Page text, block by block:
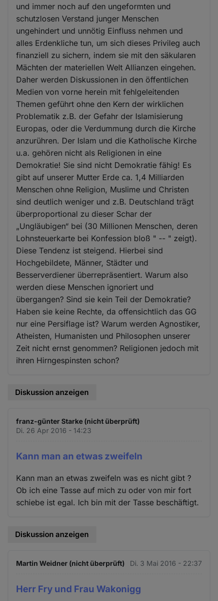
und immer noch auf den ungeformten und
schutzlosen Verstand junger Menschen
ungehindert und unnötig Einfluss nehmen und
alles Erdenkliche tun, um sich dieses Privileg auch
finanziell zu sichern, indem sie mit den säkularen
Mächten der materiellen Welt Allianzen eingehen.
Daher werden Diskussionen in den öffentlichen
Medien von vorne herein mit fehlgeleitenden
Themen geführt ohne den Kern der wirklichen
Problematik z.B. der Gefahr der Islamisierung
Europas, oder die Verdummung durch die Kirche
anzurühren. Der Islam und die Katholische Kirche
u.a. gehören nicht als Religionen in eine
Demokratie! Sie sind nicht Demokratie fähig! Es
gibt auf unserer Mutter Erde ca. 1,4 Milliarden
Menschen ohne Religion, Muslime und Christen
sind deutlich weniger und z.B. Deutschland trägt
überproportional zu dieser Schar der
„Ungläubigen“ bei (30 Millionen Menschen, deren
Lohnsteuerkarte bei Konfession bloß " -- " zeigt).
Diese Tendenz ist steigend. Hierbei sind
Hochgebildete, Männer, Städter und
Besserverdiener überrepräsentiert. Warum also
werden diese Menschen ignoriert und
übergangen? Sind sie kein Teil der Demokratie?
Haben sie keine Rechte, da offensichtlich das GG
nur eine Persiflage ist? Warum werden Agnostiker,
Atheisten, Humanisten und Philosophen unserer
Zeit nicht ernst genommen? Religionen jedoch mit
ihren Hirngespinsten schon?
Diskussion anzeigen
franz-günter Starke (nicht überprüft)
Di. 26 Apr 2016 - 14:23
Kann man an etwas zweifeln
Kann man an etwas zweifeln was es nicht gibt ?
Ob ich eine Tasse auf mich zu oder von mir fort
schiebe ist egal. Ich bin mit der Tasse beschäftigt.
Diskussion anzeigen
Martin Weidner (nicht überprüft) Di. 3 Mai 2016 - 22:37
Herr Fry und Frau Wakonigg